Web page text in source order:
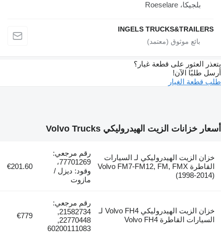
بلجيكا، Roeselare
INGELS TRUCKS&TRAILERS
يتعذر العثور على قطعة غيار؟
أرسل طلبًا الآن!
طلب قطعة الغيار
أسعار خزانات الزيت الهيدروليكي Volvo Trucks
خزان الزيت الهيدروليكي لـ السيارات
القاطرة Volvo FM7-FM12, FM, FMX
(1998-2014)
رقم مرجعي:
77701269،
وقود: ديزل /
مازوت
€201.60
خزان الزيت الهيدروليكي Volvo FH4 لـ
السيارات القاطرة Volvo FH4
رقم مرجعي:
21582734,
22770448,
60200111083
€779